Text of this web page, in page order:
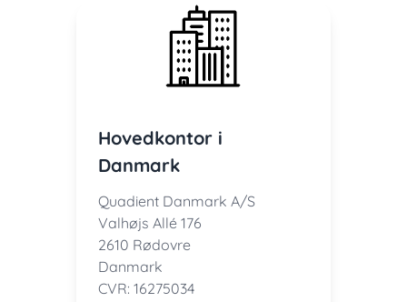
Hovedkontor i
Danmark
Quadient Danmark A/S
Valhøjs Allé 176
2610 Rødovre
Danmark
CVR: 16275034